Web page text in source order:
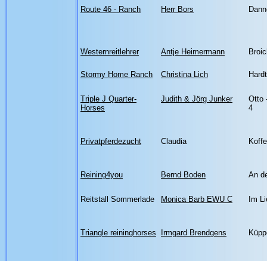
Route 46 - Ranch Herr Bors
Westernreitlehrer Antje Heimermann
Stormy Home Ranch Christina Lich
Triple J Quarter-
Horses
Judith & Jörg Junker
Otto
4
Privatpferdezucht Claudia
Reining4you Bernd Boden An
Reitstall Sommerlade Monica Barb EWU C Im
Triangle reininghorses Irmgard Brendgens